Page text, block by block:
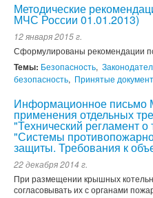
Методические
МЧС России 01.01.2013)
12 января 2015 г.
Сформулированы рекомендации
Темы: Безопасность,
безопасность, Принятые
Информационное письмо
применения отдельных
"Технический регламент
"Системы
защиты. Требования к
22 декабря 2014 г.
При размещении крышных
согласовывать их с органами